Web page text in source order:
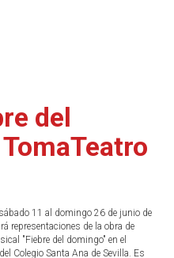
del
11 al domingo 26 de junio de
representaciones de la obra de
"Fiebre del domingo" en el
Colegio Santa Ana de Sevilla. Es